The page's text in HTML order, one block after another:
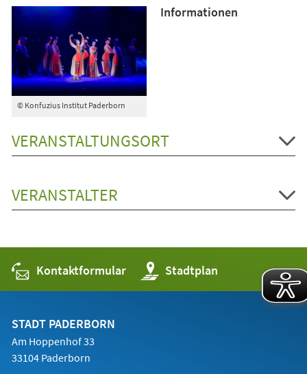
© Konfuzius Institut Paderborn
Informationen
VERANSTALTUNGSORT
VERANSTALTER
Kontaktformular Stadtplan
(Öffnet
in
einem
STADT PADERBORN
Am Hoppenhof 33
33104 Paderborn